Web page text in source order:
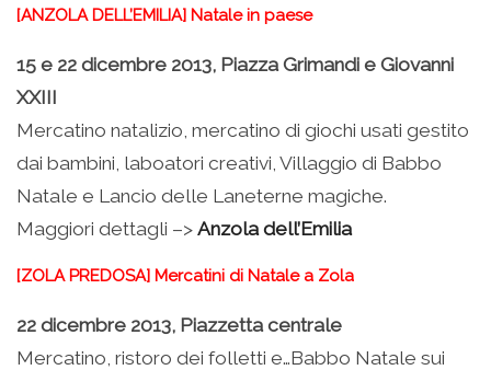
[ANZOLA DELL’EMILIA] Natale in paese
15 e 22 dicembre 2013, Piazza Grimandi e Giovanni
XXIII
Mercatino natalizio, mercatino di giochi usati gestito
dai bambini, laboatori creativi, Villaggio di Babbo
Natale e Lancio delle Laneterne magiche.
Maggiori dettagli –> Anzola dell’Emilia
[ZOLA PREDOSA] Mercatini di Natale a Zola
22 dicembre 2013, Piazzetta centrale
Mercatino, ristoro dei folletti e…Babbo Natale sui